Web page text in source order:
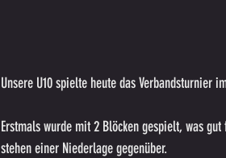
Unsere U10 spielte heute das Verbandsturnier
Erstmals wurde mit 2 Blöcken gespielt, was
stehen einer Niederlage gegenüber.